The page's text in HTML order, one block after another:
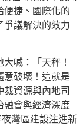
便捷、國際化的
爭議解決的效力
喊：「天秤！
意破壞！這就是
資源與內地司
融會與經濟深度
灣區建設注進新